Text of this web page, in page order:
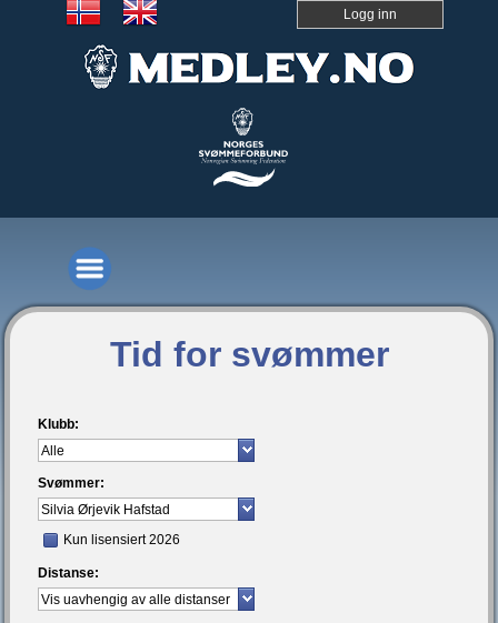
Logg inn
Tid for svømmer
Klubb:
Svømmer:
Kun lisensiert 2026
Distanse: